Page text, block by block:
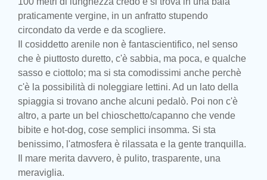
praticamente vergine, in un anfratto stupendo
circondato da verde e da scogliere.
Il cosiddetto arenile non è fantascientifico, nel senso
che è piuttosto duretto, c'è sabbia, ma poca, e qualche
sasso e ciottolo; ma si sta comodissimi anche perchè
c'è la possibilità di noleggiare lettini. Ad un lato della
spiaggia si trovano anche alcuni pedalò. Poi non c'è
altro, a parte un bel chioschetto/capanno che vende
bibite e hot-dog, cose semplici insomma. Si sta
benissimo, l'atmosfera è rilassata e la gente tranquilla.
Il mare merita davvero, è pulito, trasparente, una
meraviglia.